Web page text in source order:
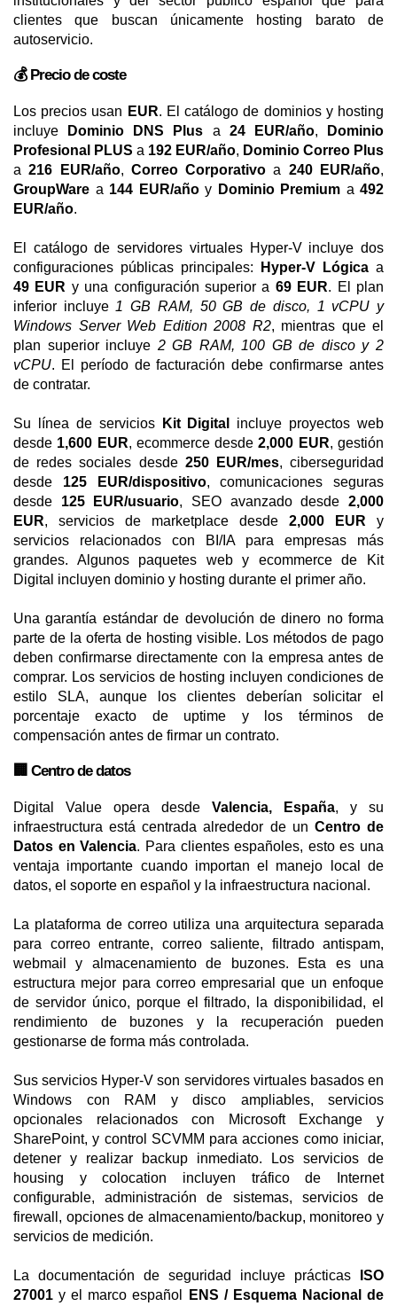
clientes que buscan únicamente hosting barato de
autoservicio.
💰 Precio de coste
Los precios usan EUR. El catálogo de dominios y hosting
incluye
Dominio DNS Plus a 24 EUR/año,
Dominio
Profesional PLUS a 192 EUR/año, Dominio Correo Plus
a216 EUR/año, Correo Corporativo a 240 EUR/año,
GroupWare a 144 EUR/añoy Dominio Premium a 492
EUR/año.
El catálogo de servidores virtuales Hyper-V incluye dos
configuraciones públicas principales:
Hyper-V Lógica a
49 EUR y una configuración superior a 69 EUR. El plan
inferior incluye 1 GB RAM, 50 GB de disco, 1 vCPU y
Windows Server Web Edition 2008 R2, mientras que el
plan superior incluye 2 GB RAM, 100 GB de disco y 2
vCPU. El período de facturación debe confirmarse antes
de contratar.
Su línea de servicios Kit Digital
incluye proyectos web
desde 1,600 EUR, ecommerce desde2,000 EUR, gestión
de redes sociales desde 250 EUR/mes, ciberseguridad
desde 125 EUR/dispositivo, comunicaciones seguras
desde 125 EUR/usuario, SEO avanzado desde2,000
EUR, servicios de marketplace desde 2,000 EUR y
servicios relacionados con BI/IA para empresas más
grandes. Algunos paquetes web y ecommerce de Kit
Digital incluyen dominio y hosting durante el primer año.
Una garantía estándar de devolución de dinero no forma
parte de la oferta de hosting visible. Los métodos de pago
deben confirmarse directamente con la empresa antes de
comprar. Los servicios de hosting incluyen condiciones de
estilo SLA, aunque los clientes deberían solicitar el
porcentaje exacto de uptime y los términos de
compensación antes de firmar un contrato.
🏢 Centro de datos
Digital Value opera desde Valencia, España, y su
infraestructura está centrada alrededor de un Centro de
Datos en Valencia. Para clientes españoles, esto es una
ventaja importante cuando importan el manejo local de
datos, el soporte en español y la infraestructura nacional.
La plataforma de correo utiliza una arquitectura separada
para correo entrante, correo saliente, filtrado antispam,
webmail y almacenamiento de buzones. Esta es una
estructura mejor para correo empresarial que un enfoque
de servidor único, porque el filtrado, la disponibilidad, el
rendimiento de buzones y la recuperación pueden
gestionarse de forma más controlada.
Sus servicios Hyper-V son servidores virtuales basados en
Windows con RAM y disco ampliables, servicios
opcionales relacionados con Microsoft Exchange y
SharePoint, y control SCVMM para acciones como iniciar,
detener y realizar backup inmediato. Los servicios de
housing y colocation incluyen tráfico de Internet
configurable, administración de sistemas, servicios de
firewall, opciones de almacenamiento/backup, monitoreo y
servicios de medición.
La documentación de seguridad incluye prácticas
ISO
27001 y el marco español
ENS / Esquema Nacional de